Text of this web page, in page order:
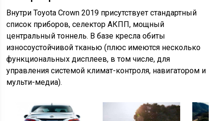
Внутри Toyota Crown 2019 присутствует стандартный
список приборов, селектор АКПП, мощный
центральный тоннель. В базе кресла обиты
износоустойчивой тканью (плюс имеются несколько
функциональных дисплеев, в том числе, для
управления системой климат-контроля, навигатором и
мульти-медиа).